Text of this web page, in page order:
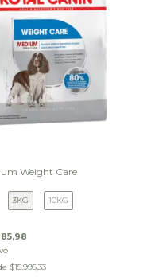
Weight Care
3KG 10KG
$15.995,33